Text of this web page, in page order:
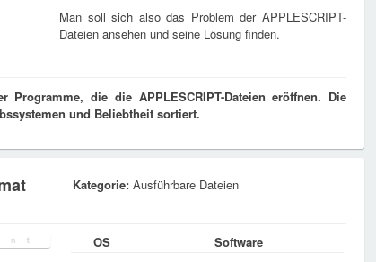
Man soll sich also das Problem der APPLESCRIPT-
Dateien ansehen und seine Lösung finden.
die die APPLESCRIPT-Dateien eröffnen. Die
und Beliebtheit sortiert.
Kategorie: Ausführbare Dateien
OS
Software